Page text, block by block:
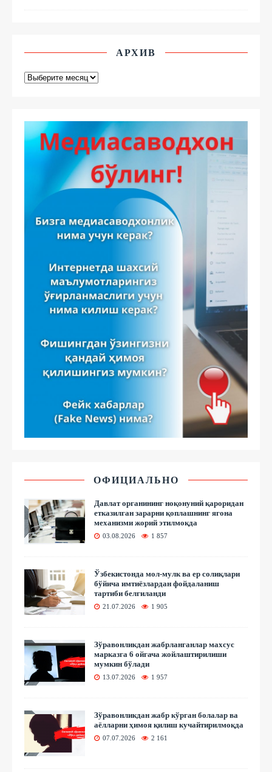
АРХИВ
ОФИЦИАЛЬНО
Давлат органининг ноқонуний қароридан
етказилган зарарни қоплашнинг ягона
механизми жорий этилмоқда
03.08.2026 1 857
Ўзбекистонда мол-мулк ва ер солиқлари
бўйича имтиёзлардан фойдаланиш
тартиби белгиланди
21.07.2026 1 905
Зўравонликдан жабрланганлар махсус
марказга 6 ойгача жойлаштирилиши
мумкин бўлади
13.07.2026 1 957
Зўравонликдан жабр кўрган болалар ва
аёлларни ҳимоя қилиш кучайтирилмоқда
07.07.2026 2 161